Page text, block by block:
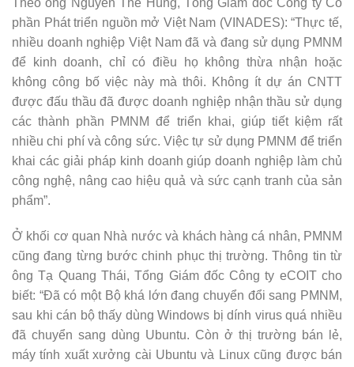
phần Phát triển nguồn mở Việt Nam (VINADES): “Thực tế,
nhiều doanh nghiệp Việt Nam đã và đang sử dụng PMNM
để kinh doanh, chỉ có điều họ không thừa nhận hoặc
không công bố việc này mà thôi. Không ít dự án CNTT
được đấu thầu đã được doanh nghiệp nhận thầu sử dụng
các thành phần PMNM để triển khai, giúp tiết kiệm rất
nhiều chi phí và công sức. Việc tự sử dụng PMNM để triển
khai các giải pháp kinh doanh giúp doanh nghiệp làm chủ
công nghệ, nâng cao hiệu quả và sức cạnh tranh của sản
phẩm”.
Ở khối cơ quan Nhà nước và khách hàng cá nhân, PMNM
cũng đang từng bước chinh phục thị trường. Thông tin từ
ông Tạ Quang Thái, Tổng Giám đốc Công ty eCOIT cho
biết: “Đã có một Bộ khá lớn đang chuyển đổi sang PMNM,
sau khi cán bộ thấy dùng Windows bị dính virus quá nhiều
đã chuyển sang dùng Ubuntu. Còn ở thị trường bán lẻ,
máy tính xuất xưởng cài Ubuntu và Linux cũng được bán